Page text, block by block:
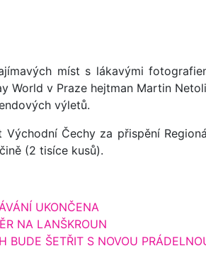
míst s lákavými
World v Praze hejtman Martin
výletů.
Východní Čechy za přispění
(2 tisíce kusů).
UKONČENA
NA LANŠKROUN
BUDE ŠETŘIT S NOVOU